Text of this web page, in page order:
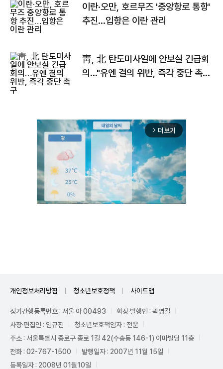
이란·오만, 호르무즈 '중앙항로 통항'
추진…입항은 이란 관리
靑, 北 탄도미사일에 안보실 긴급회
의…"유엔 결의 위반, 즉각 중단 촉
arrow_forward_ios 더보기
개인정보처리방침 청소년보호정책 사이트맵
정기간행등록번호 : 서울 아 00493
회장·발행인 : 곽영길
사장·편집인 : 임규진
청소년보호책임자 : 전운
주소 : 서울특별시 종로구 종로 1길 42(수송동 146-1) 이마빌딩 11층
전화 : 02-767-1500
발행일자 : 2007년 11월 15일
등록일자 : 2008년 01월10일